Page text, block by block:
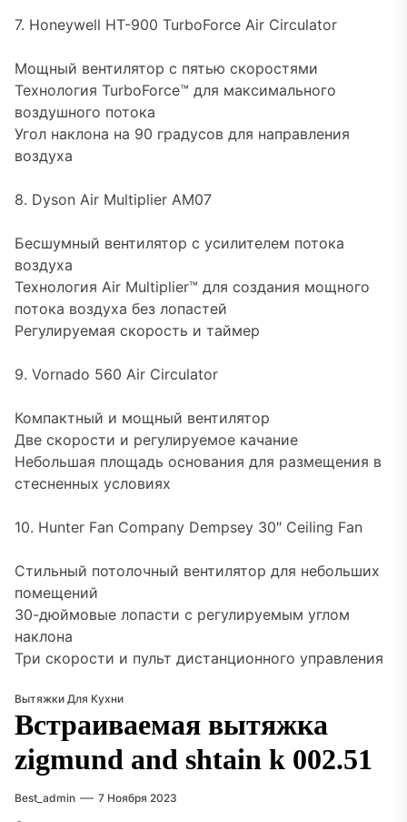
7. Honeywell HT-900 TurboForce Air Circulator
Мощный вентилятор с пятью скоростями
Технология TurboForce™ для максимального
воздушного потока
Угол наклона на 90 градусов для направления
воздуха
8. Dyson Air Multiplier AM07
Бесшумный вентилятор с усилителем потока
воздуха
Технология Air Multiplier™ для создания мощного
потока воздуха без лопастей
Регулируемая скорость и таймер
9. Vornado 560 Air Circulator
Компактный и мощный вентилятор
Две скорости и регулируемое качание
Небольшая площадь основания для размещения в
стесненных условиях
10. Hunter Fan Company Dempsey 30″ Ceiling Fan
Стильный потолочный вентилятор для небольших
помещений
30-дюймовые лопасти с регулируемым углом
наклона
Три скорости и пульт дистанционного управления
Вытяжки Для Кухни
Встраиваемая вытяжка
zigmund and shtain k 002.51
Best_admin 7 Ноября 2023